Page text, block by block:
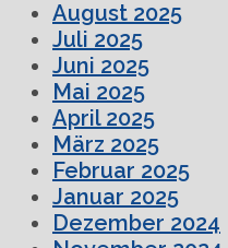
August 2025
Juli 2025
Juni 2025
Mai 2025
April 2025
März 2025
Februar 2025
Januar 2025
Dezember 2024